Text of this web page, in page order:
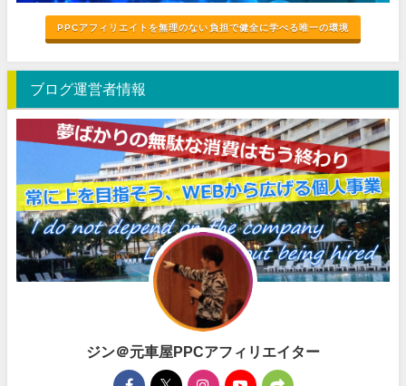
PPCアフィリエイトを無理のない負担で健全に学べる唯一の環境
ブログ運営者情報
ジン＠元車屋PPCアフィリエイター